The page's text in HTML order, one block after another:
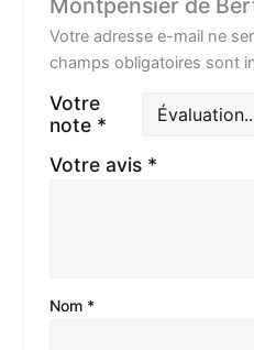
Montpensier de
Votre adresse e-mail ne
champs obligatoires sont
Votre
note *
Votre avis *
Nom *